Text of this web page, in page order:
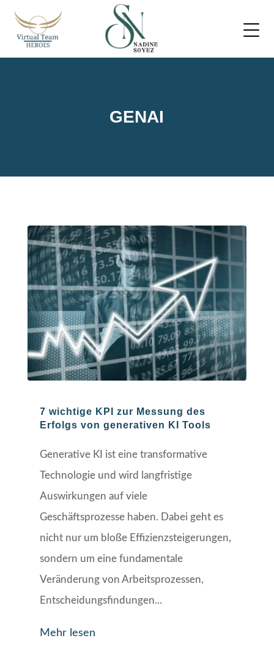
GENAI
7 wichtige KPI zur Messung des
Erfolgs von generativen KI Tools
Generative KI ist eine transformative
Technologie und wird langfristige
Auswirkungen auf viele
Geschäftsprozesse haben. Dabei geht es
nicht nur um bloße Effizienzsteigerungen,
sondern um eine fundamentale
Veränderung von Arbeitsprozessen,
Entscheidungsfindungen...
Mehr lesen